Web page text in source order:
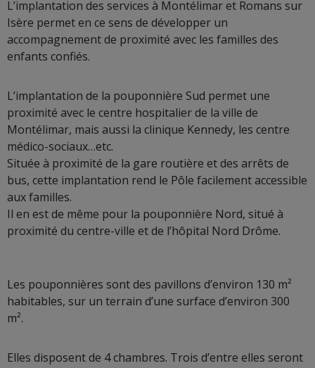
L’implantation des services à Montélimar et Romans sur
Isère permet en ce sens de développer un
accompagnement de proximité avec les familles des
enfants confiés.
L’implantation de la pouponnière Sud permet une
proximité avec le centre hospitalier de la ville de
Montélimar, mais aussi la clinique Kennedy, les centre
médico-sociaux…etc.
Située à proximité de la gare routière et des arrêts de
bus, cette implantation rend le Pôle facilement accessible
aux familles.
Il en est de même pour la pouponnière Nord, situé à
proximité du centre-ville et de l’hôpital Nord Drôme.
Les pouponnières sont des pavillons d’environ 130 m²
habitables, sur un terrain d’une surface d’environ 300
m².
Elles disposent de 4 chambres. Trois d’entre elles seront